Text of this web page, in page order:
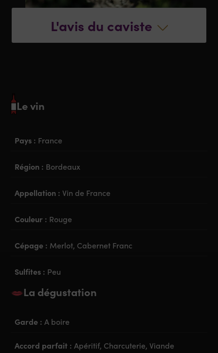
L'avis du caviste
Le vin
Pays : France
Région : Bordeaux
Appellation :Vin de France
Couleur : Rouge
Cépage : Merlot, Cabernet Franc
Sulfites : Peu
La dégustation
Garde :A boire
Accord parfait :Apéritif, Charcuterie, Viande